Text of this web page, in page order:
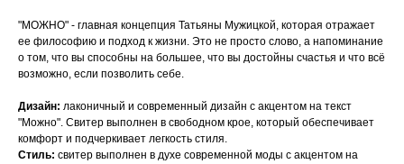
"МОЖНО" - главная концепция Татьяны Мужицкой, которая отражает
ее философию и подход к жизни. Это не просто слово, а напоминание
о том, что вы способны на большее, что вы достойны счастья и что всё
возможно, если позволить себе.
Дизайн: лаконичный и современный дизайн с акцентом на текст
"Можно". Свитер выполнен в свободном крое, который обеспечивает
комфорт и подчеркивает легкость стиля.
Стиль: свитер выполнен в духе современной моды с акцентом на